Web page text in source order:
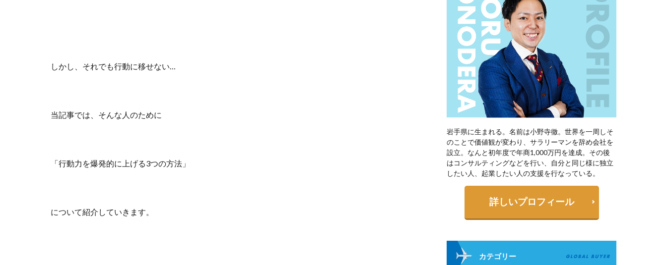
しかし、それでも行動に移せない…
当記事では、そんな人のために
「行動力を爆発的に上げる3つの方法」
について紹介していきます。
岩手県に生まれる。名前は小野寺徹。世界を一周しそ
のことで価値観が変わり、サラリーマンを辞め会社を
設立。なんと初年度で年商1,000万円を達成。その後
はコンサルティングなどを行い、自分と同じ様に独立
したい人、起業したい人の支援を行なっている。
詳しいプロフィール
カテゴリー